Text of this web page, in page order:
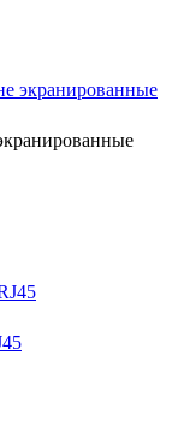
экранированные